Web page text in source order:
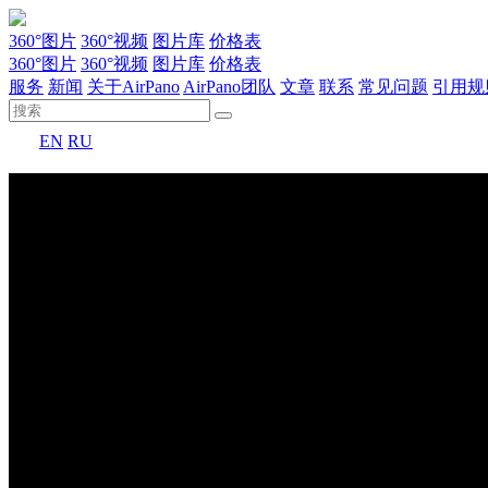
360°图片 360°视频 图片库 价格表
360°图片 360°视频 图片库 价格表
服务 新闻 关于AirPano AirPano团队 文章 联系 常见问题 引用
EN RU